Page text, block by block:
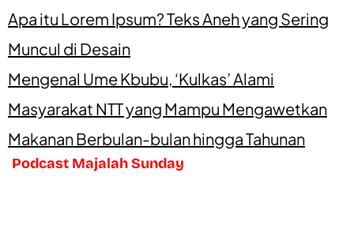
Apa itu Lorem Ipsum? Teks Aneh yang Sering
Muncul di Desain
Mengenal Ume Kbubu, ‘Kulkas’ Alami
Masyarakat NTT yang Mampu Mengawetkan
Makanan Berbulan-bulan hingga Tahunan
Podcast Majalah Sunday